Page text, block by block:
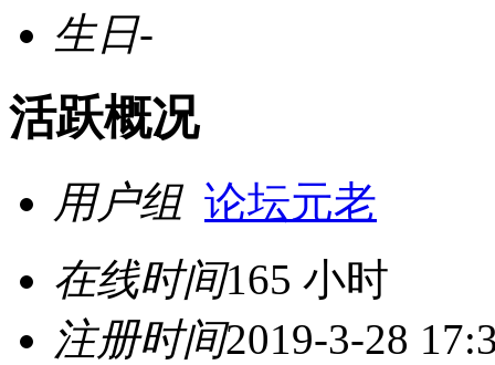
生日-
活跃概况
用户组 论坛元老
在线时间165 小时
注册时间2019-3-28